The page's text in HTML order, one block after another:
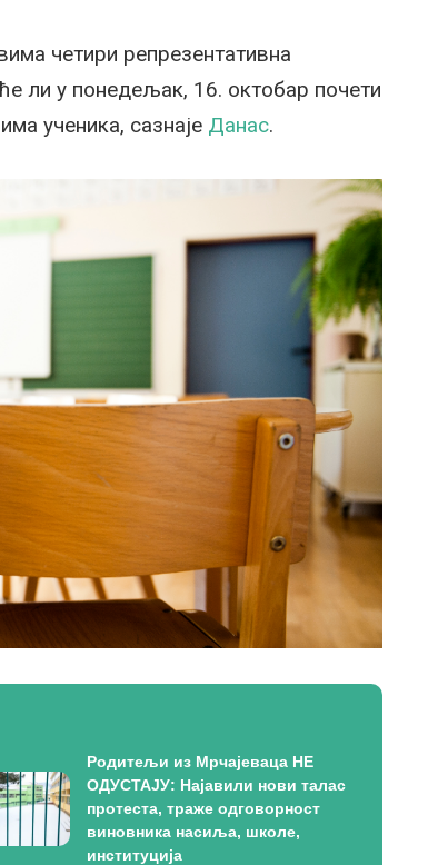
четири репрезентативна
ли у понедељак, 16. октобар почети
ученика, сазнаје Данас.
Родитељи из Мрчајеваца НЕ
ОДУСТАЈУ: Најавили нови талас
протеста, траже одговорност
виновника насиља, школе,
институција